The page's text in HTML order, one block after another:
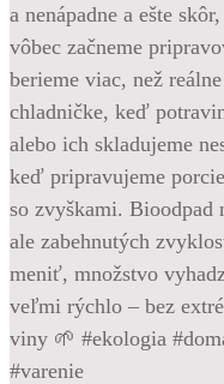
a nenápadne a ešte
vôbec začneme
berieme viac, než
chladničke, keď
alebo ich skladujeme
keď pripravujeme
so zvyškami. Bioodpad
ale zabehnutých
meniť, množstvo
veľmi rýchlo – bez
viny 🌱 #ekologia
#varenie